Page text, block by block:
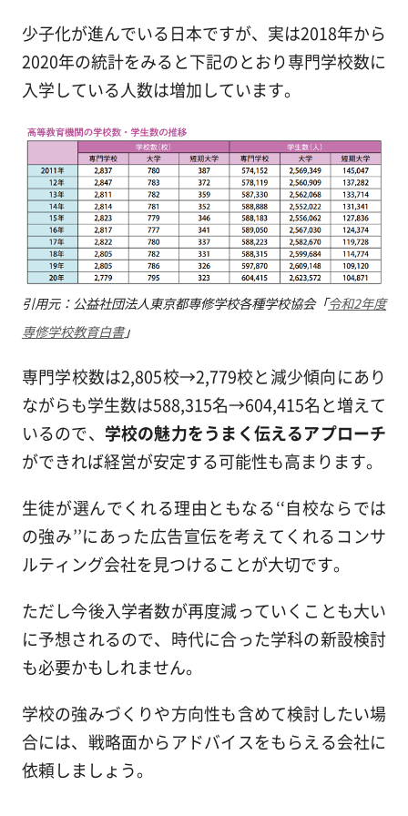
少子化が進んでいる日本ですが、実は2018年から
2020年の統計をみると下記のとおり専門学校数に
入学している人数は増加しています。
引用元：公益社団法人東京都専修学校各種学校協会「令和2年度
専修学校教育白書」
専門学校数は2,805校→2,779校と減少傾向にあり
ながらも学生数は588,315名→604,415名と増えて
いるので、 学校の魅力をうまく伝えるアプローチ
ができれば経営が安定する可能性も高まります。
生徒が選んでくれる理由ともなる‘‘自校ならでは
の強み’’にあった広告宣伝を考えてくれるコンサ
ルティング会社を見つけることが大切です。
ただし今後入学者数が再度減っていくことも大い
に予想されるので、時代に合った学科の新設検討
も必要かもしれません。
学校の強みづくりや方向性も含めて検討したい場
合には、戦略面からアドバイスをもらえる会社に
依頼しましょう。